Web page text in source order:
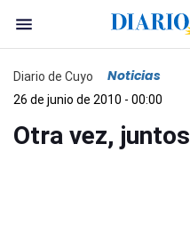
Diario de Cuyo Noticias
26 de junio de 2010 - 00:00
Otra vez, juntos